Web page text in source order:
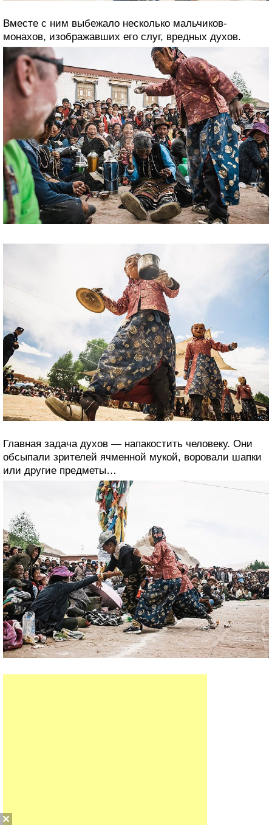
Вместе с ним выбежало несколько мальчиков-
монахов, изображавших его слуг, вредных духов.
Главная задача духов — напакостить человеку. Они
обсыпали зрителей ячменной мукой, воровали шапки
или другие предметы…